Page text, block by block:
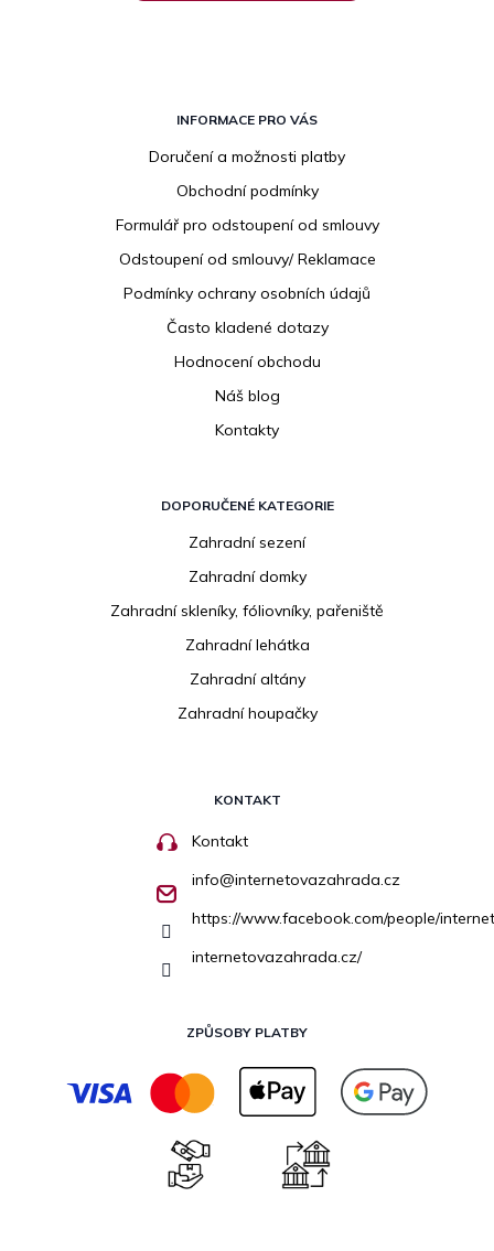
INFORMACE PRO VÁS
Doručení a možnosti platby
Obchodní podmínky
Formulář pro odstoupení od smlouvy
Odstoupení od smlouvy/ Reklamace
Podmínky ochrany osobních údajů
Často kladené dotazy
Hodnocení obchodu
Náš blog
Kontakty
DOPORUČENÉ KATEGORIE
Zahradní sezení
Zahradní domky
Zahradní skleníky, fóliovníky, pařeniště
Zahradní lehátka
Zahradní altány
Zahradní houpačky
KONTAKT
Kontakt
info@internetovazahrada.cz
https://www.facebook.com/people/
internetovazahrada.cz/
ZPŮSOBY PLATBY